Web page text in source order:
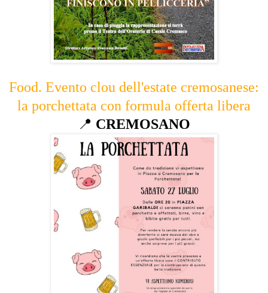
Food. Evento clou dell'estate cremosanese:
la porchettata con formula offerta libera
📍 CREMOSANO